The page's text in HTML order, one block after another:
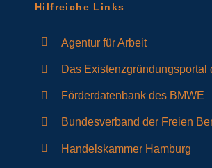
Hilfreiche Links
Agentur für Arbeit
Das Existenzgründungsportal
Förderdatenbank des BMWE
Bundesverband der Freien
Handelskammer Hamburg